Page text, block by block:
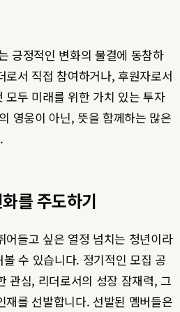
긍정적인 변화의 물결에 동참하
로서 직접 참여하거나, 후원자로서
모두 미래를 위한 가치 있는 투자
영웅이 아닌, 뜻을 함께하는 많은
를 주도하기
어들고 싶은 열정 넘치는 청년이라
수 있습니다. 정기적인 모집 공
관심, 리더로서의 성장 잠재력, 그
재를 선발합니다. 선발된 멤버들은